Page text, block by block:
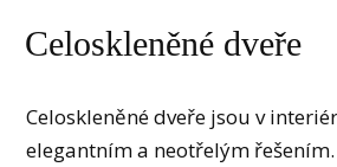
Celoskleněné dveře
Celoskleněné dveře jsou v
elegantním a neotřelým řešením.